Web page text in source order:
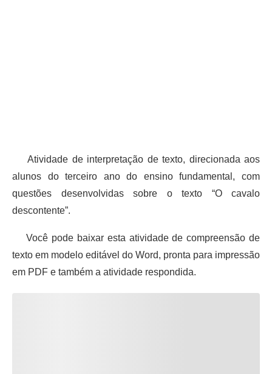
Atividade de interpretação de texto, direcionada aos
alunos do terceiro ano do ensino fundamental, com
questões desenvolvidas sobre o texto “O cavalo
descontente”.
Você pode baixar esta atividade de compreensão de
texto em modelo editável do Word, pronta para impressão
em PDF e também a atividade respondida.